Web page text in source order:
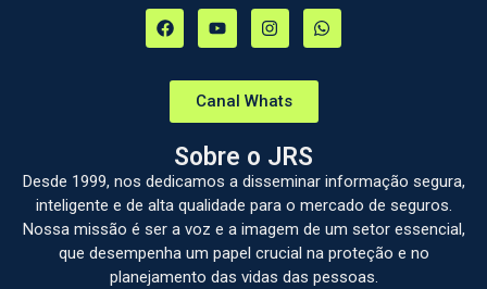
Canal Whats
Sobre o JRS
Desde 1999, nos dedicamos a disseminar informação segura,
inteligente e de alta qualidade para o mercado de seguros.
Nossa missão é ser a voz e a imagem de um setor essencial,
que desempenha um papel crucial na proteção e no
planejamento das vidas das pessoas.